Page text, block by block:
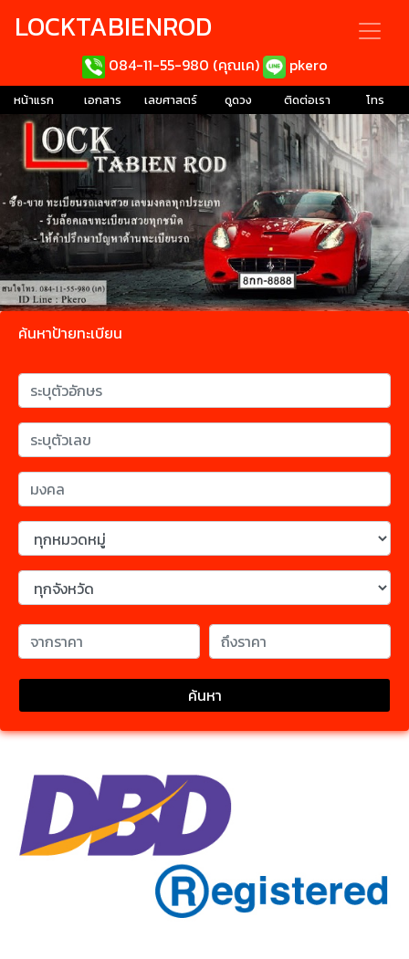
LOCKTABIENROD
084-11-55-980 (คุณเค) pkero
หน้าแรก เอกสาร เลขศาสตร์ ดูดวง ติดต่อเรา โทร
ค้นหาป้ายทะเบียน
ค้นหา